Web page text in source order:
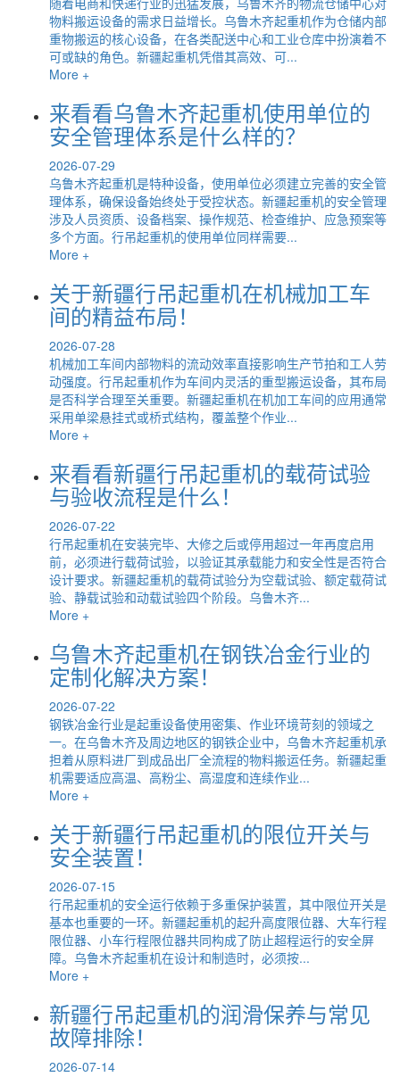
物料搬运设备的需求日益增长。乌鲁木齐起重机作为仓储内部
重物搬运的核心设备，在各类配送中心和工业仓库中扮演着不
可或缺的角色。新疆起重机凭借其高效、可...
More +
来看看乌鲁木齐起重机使用单位的
安全管理体系是什么样的？
2026-07-29
乌鲁木齐起重机是特种设备，使用单位必须建立完善的安全管
理体系，确保设备始终处于受控状态。新疆起重机的安全管理
涉及人员资质、设备档案、操作规范、检查维护、应急预案等
多个方面。行吊起重机的使用单位同样需要...
More +
关于新疆行吊起重机在机械加工车
间的精益布局！
2026-07-28
机械加工车间内部物料的流动效率直接影响生产节拍和工人劳
动强度。行吊起重机作为车间内灵活的重型搬运设备，其布局
是否科学合理至关重要。新疆起重机在机加工车间的应用通常
采用单梁悬挂式或桥式结构，覆盖整个作业...
More +
来看看新疆行吊起重机的载荷试验
与验收流程是什么！
2026-07-22
行吊起重机在安装完毕、大修之后或停用超过一年再度启用
前，必须进行载荷试验，以验证其承载能力和安全性是否符合
设计要求。新疆起重机的载荷试验分为空载试验、额定载荷试
验、静载试验和动载试验四个阶段。乌鲁木齐...
More +
乌鲁木齐起重机在钢铁冶金行业的
定制化解决方案！
2026-07-22
钢铁冶金行业是起重设备使用密集、作业环境苛刻的领域之
一。在乌鲁木齐及周边地区的钢铁企业中，乌鲁木齐起重机承
担着从原料进厂到成品出厂全流程的物料搬运任务。新疆起重
机需要适应高温、高粉尘、高湿度和连续作业...
More +
关于新疆行吊起重机的限位开关与
安全装置！
2026-07-15
行吊起重机的安全运行依赖于多重保护装置，其中限位开关是
基本也重要的一环。新疆起重机的起升高度限位器、大车行程
限位器、小车行程限位器共同构成了防止超程运行的安全屏
障。乌鲁木齐起重机在设计和制造时，必须按...
More +
新疆行吊起重机的润滑保养与常见
故障排除！
2026-07-14